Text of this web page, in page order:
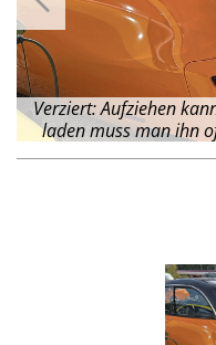
Verziert: Aufziehen
laden muss man ihn